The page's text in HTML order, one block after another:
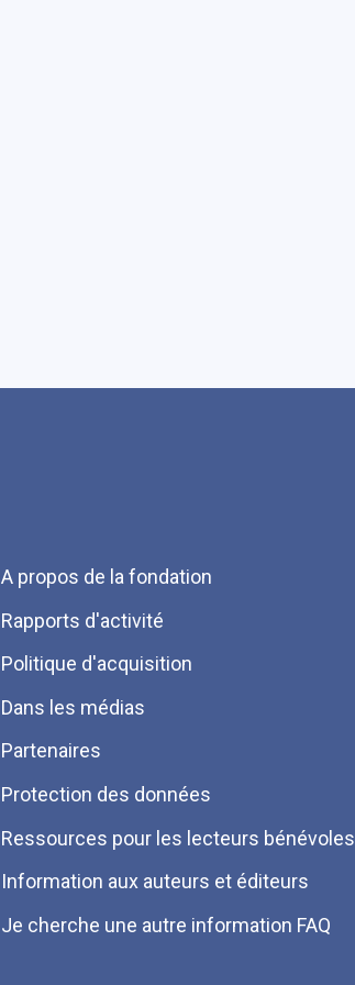
Menu
Pied
de
page
A propos de la fondation
Rapports d'activité
Politique d'acquisition
Dans les médias
Partenaires
Protection des données
Ressources pour les lecteurs bénévoles
Information aux auteurs et éditeurs
Je cherche une autre information FAQ